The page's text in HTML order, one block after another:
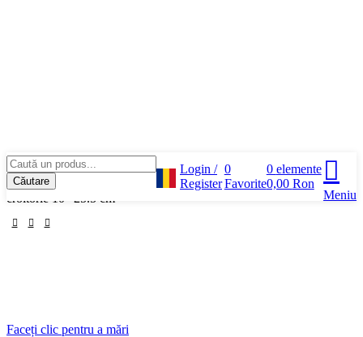
Căutare
Login /
Register
0
Favorite
0 elemente
0,00 Ron
Meniu
Prima pagină Piese si consumabileFoarfeciFoarfeca curbata de
croitorie 10″ 25.5 cm
Faceți clic pentru a mări